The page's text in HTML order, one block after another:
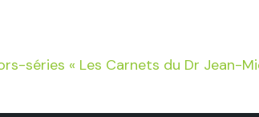
séries « Les Carnets du Dr Jean-